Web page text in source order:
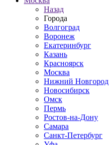
Назад
Города
Волгоград
Воронеж
Екатеринбург
Казань
Красноярск
Москва
Нижний Новгород
Новосибирск
Омск
Пермь
Ростов-на-Дону
Самара
Санкт-Петербург